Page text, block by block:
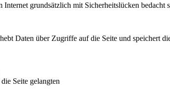
Internet grundsätzlich mit Sicherheitslücken
Daten über Zugriffe auf die Seite und speichert
Seite gelangten